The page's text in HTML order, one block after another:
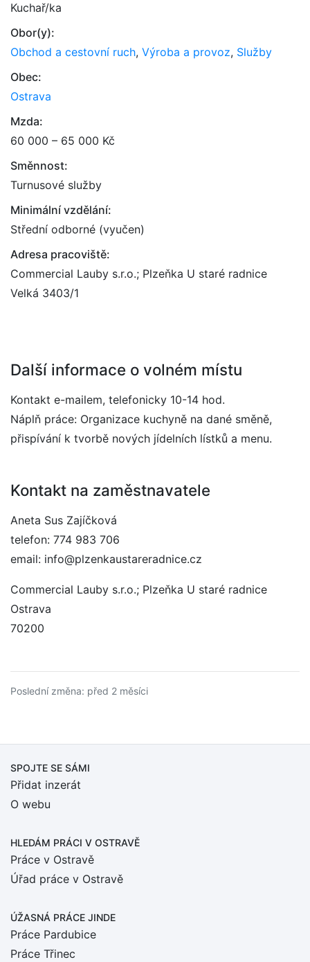
Kuchař/ka
Obor(y):
Obchod a cestovní ruch, Výroba a provoz, Služby
Obec:
Ostrava
Mzda:
60 000 – 65 000 Kč
Směnnost:
Turnusové služby
Minimální vzdělání:
Střední odborné (vyučen)
Adresa pracoviště:
Commercial Lauby s.r.o.; Plzeňka U staré radnice
Velká 3403/1
Další informace o volném místu
Kontakt e-mailem, telefonicky 10-14 hod.
Náplň práce: Organizace kuchyně na dané směně,
přispívání k tvorbě nových jídelních lístků a menu.
Kontakt na zaměstnavatele
Aneta Sus Zajíčková
telefon: 774 983 706
email: info@plzenkaustareradnice.cz
Commercial Lauby s.r.o.; Plzeňka U staré radnice
Ostrava
70200
Poslední změna: před 2 měsíci
SPOJTE SE SÁMI
Přidat inzerát
O webu
HLEDÁM PRÁCI V OSTRAVĚ
Práce v Ostravě
Úřad práce v Ostravě
ÚŽASNÁ PRÁCE JINDE
Práce Pardubice
Práce Třinec